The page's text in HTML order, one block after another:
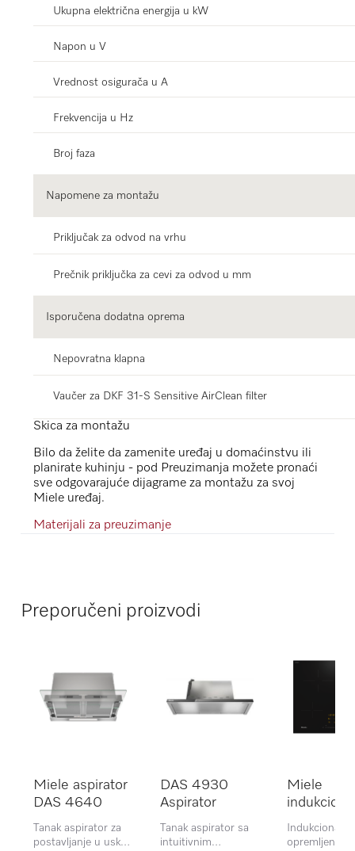
Ukupna električna energija u kW
Napon u V
Vrednost osigurača u A
Frekvencija u Hz
Broj faza
Napomene za montažu
Priključak za odvod na vrhu
Prečnik priključka za cevi za odvod u mm
Isporučena dodatna oprema
Nepovratna klapna
Vaučer za DKF 31-S Sensitive AirClean filter
Skica za montažu
Bilo da želite da zamenite uređaj u domaćinstvu ili
planirate kuhinju - pod Preuzimanja možete pronaći
sve odgovarajuće dijagrame za montažu za svoj
Miele uređaj.
Materijali za preuzimanje
Preporučeni proizvodi
Miele aspirator
DAS 4640
Tanak aspirator za
postavljanje u uske
DAS 4930
Aspirator
Tanak aspirator sa
intuitivnim
Miele
indukciona
ploča KM
FL
Indukciona
opremljena